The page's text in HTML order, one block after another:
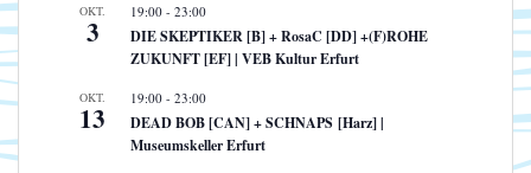
OKT.
3
19:00 - 23:00
DIE SKEPTIKER [B] + RosaC [DD] +(F)ROHE
ZUKUNFT [EF] | VEB Kultur Erfurt
OKT.
13
19:00 - 23:00
DEAD BOB [CAN] + SCHNAPS [Harz] |
Museumskeller Erfurt